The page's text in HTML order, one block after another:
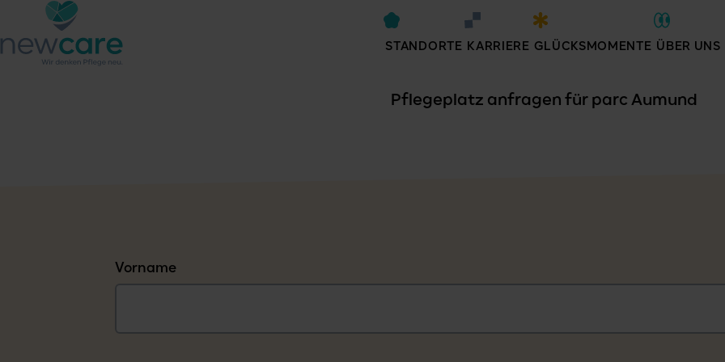
STANDORTE KARRIERE GLÜCKSMOMENTE ÜBER UNS
Pflegeplatz anfragen für parc Aumund
Vorname